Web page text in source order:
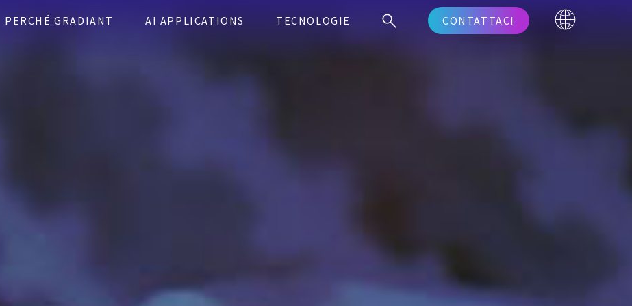
PERCHÉ GRADIANT AI APPLICATIONS TECNOLOGIE CONTATTACI